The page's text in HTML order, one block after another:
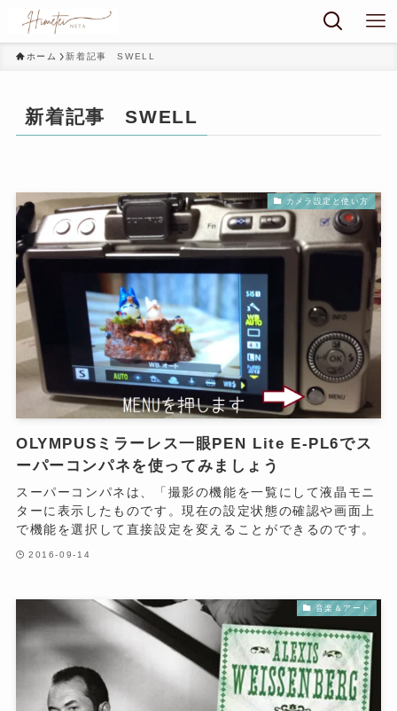
ホーム 新着記事 SWELL
新着記事 SWELL
カメラ設定と使い方
OLYMPUSミラーレス一眼PEN Lite E-PL6でス
ーパーコンパネを使ってみましょう
スーパーコンパネは、「撮影の機能を一覧にして液晶モニ
ターに表示したものです。現在の設定状態の確認や画面上
で機能を選択して直接設定を変えることができるのです。
2016-09-14
音楽＆アート